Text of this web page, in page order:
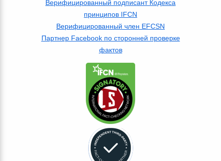
Верифицированный подписант Кодекса
принципов IFCN
Верифицированный член EFCSN
Партнер Facebook по сторонней проверке
фактов